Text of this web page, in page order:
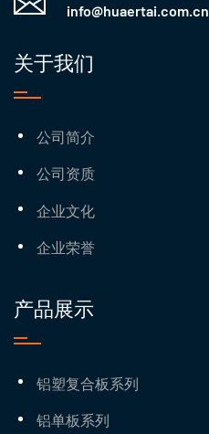
info@huaertai.com.cn
关于我们
公司简介
公司资质
企业文化
企业荣誉
产品展示
铝塑复合板系列
铝单板系列